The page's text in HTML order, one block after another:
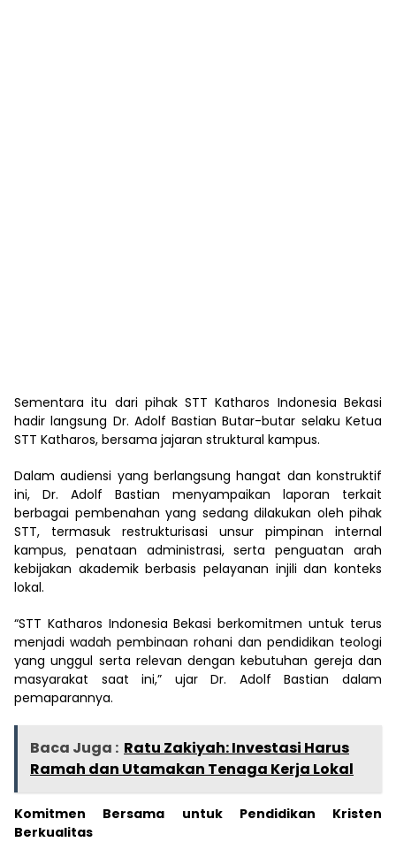
Sementara itu dari pihak STT Katharos Indonesia Bekasi
hadir langsung Dr. Adolf Bastian Butar-butar selaku Ketua
STT Katharos, bersama jajaran struktural kampus.
Dalam audiensi yang berlangsung hangat dan konstruktif
ini, Dr. Adolf Bastian menyampaikan laporan terkait
berbagai pembenahan yang sedang dilakukan oleh pihak
STT, termasuk restrukturisasi unsur pimpinan internal
kampus, penataan administrasi, serta penguatan arah
kebijakan akademik berbasis pelayanan injili dan konteks
lokal.
“STT Katharos Indonesia Bekasi berkomitmen untuk terus
menjadi wadah pembinaan rohani dan pendidikan teologi
yang unggul serta relevan dengan kebutuhan gereja dan
masyarakat saat ini,” ujar Dr. Adolf Bastian dalam
pemaparannya.
Baca Juga : Ratu Zakiyah: Investasi Harus
Ramah dan Utamakan Tenaga Kerja Lokal
Komitmen Bersama untuk Pendidikan Kristen
Berkualitas